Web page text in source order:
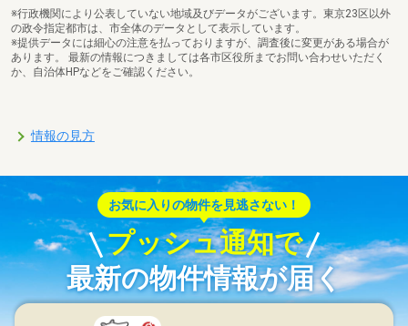
※行政機関により公表していない地域及びデータがございます。東京23区以外
の政令指定都市は、市全体のデータとして表示しています。
※提供データには細心の注意を払っておりますが、調査後に変更がある場合が
あります。 最新の情報につきましては各市区役所までお問い合わせいただく
か、自治体HPなどをご確認ください。
情報の見方
お気に入りの物件を見逃さない！
プッシュ通知で
最新の物件情報が届く